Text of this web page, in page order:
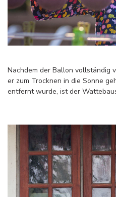
Nachdem der Ballon vollständig
er zum Trocknen in die Sonne
entfernt wurde, ist der